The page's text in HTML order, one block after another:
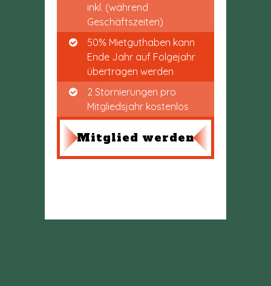
inkl. (während
Geschäftszeiten)
50% Mietguthaben kann
Ende Jahr auf Folgejahr
übertragen werden
2 Stornierungen pro
Mitgliedsjahr kostenlos
Mitglied werden